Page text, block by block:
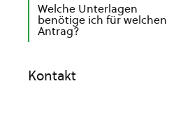
Welche Unterlagen
benötige ich für welchen
Antrag?
Kontakt